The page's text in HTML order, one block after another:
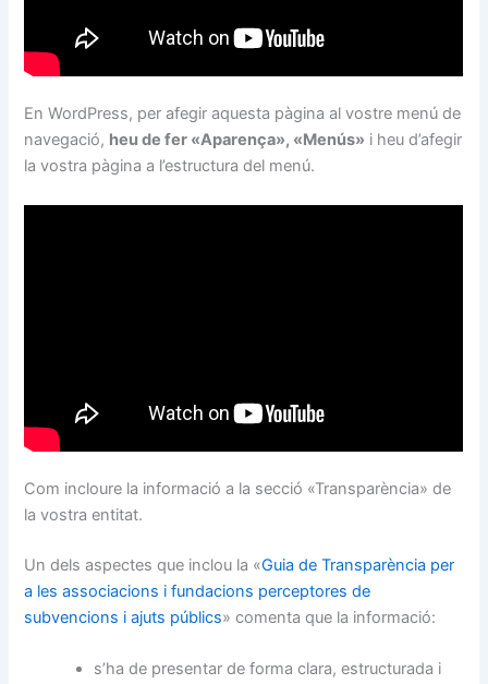
En WordPress, per afegir aquesta pàgina al vostre menú de
navegació, heu de fer «Aparença», «Menús» i heu d’afegir
la vostra pàgina a l’estructura del menú.
Com incloure la informació a la secció «Transparència» de
la vostra entitat.
Un dels aspectes que inclou la «Guia de Transparència per
a les associacions i fundacions perceptores de
subvencions i ajuts públics» comenta que la informació:
s’ha de presentar de forma clara, estructurada i